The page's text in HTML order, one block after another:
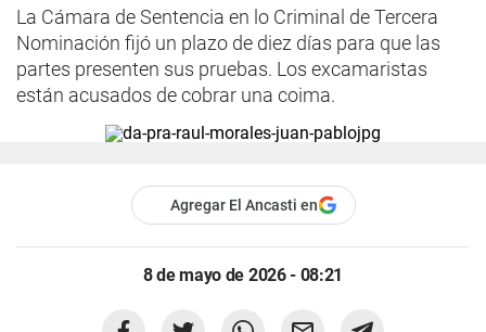
La Cámara de Sentencia en lo Criminal de Tercera
Nominación fijó un plazo de diez días para que las
partes presenten sus pruebas. Los excamaristas
están acusados de cobrar una coima.
Agregar El Ancasti en
8 de mayo de 2026 - 08:21